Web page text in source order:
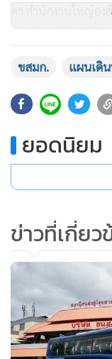
ดา สำนักงานใหญ่อ
การเดินรถที่ 1-8 ตั้
เดินรถ
ขสมก. แผนเดิ
ยอดนิยม
ข่าวที่เกี่ยว